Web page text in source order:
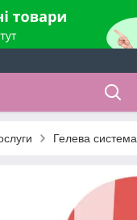
Гелева система